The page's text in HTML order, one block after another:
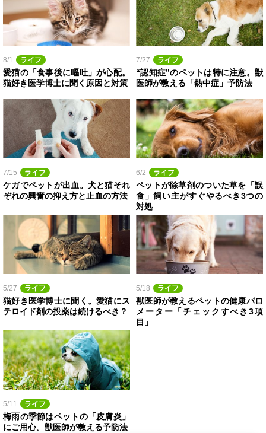
8/1 ライフ
愛猫の「食事後に嘔吐」が心配。
猫好き医学博士に聞く原因と対策
7/27 ライフ
“認知症”のペットは特に注意。獣
医師が教える「熱中症」予防法
7/15 ライフ
ケガでペットが出血。犬と猫それ
ぞれの興奮の抑え方と止血の方法
6/2 ライフ
ペットが除草剤のついた草を「誤
食」飼い主がすぐやるべき3つの
対処
5/27 ライフ
猫好き医学博士に聞く。愛猫にス
テロイド剤の投薬は続けるべき？
5/18 ライフ
獣医師が教えるペットの健康バロ
メーター「チェックすべき3項
目」
5/11 ライフ
梅雨の季節はペットの「皮膚炎」
にご用心。獣医師が教える予防法